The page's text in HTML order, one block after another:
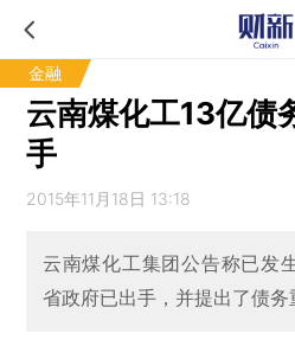
金融
云南煤化工13亿债
手
2015年11月18日 13:18
云南煤化工集团公告称已发
省政府已出手，并提出了债务